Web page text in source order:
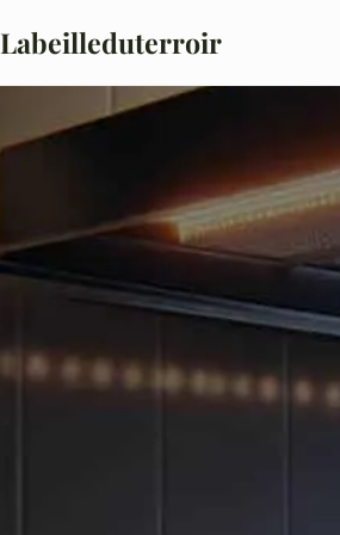
Labeilleduterroir